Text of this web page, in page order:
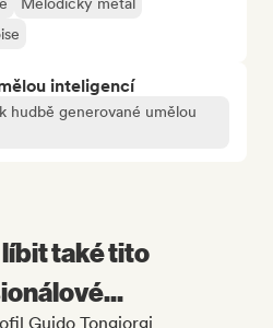
inteligencí
hudbě generované umělou
líbit také tito
Guido Tongiorgi